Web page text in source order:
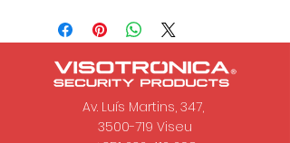
Av. Luís Martins, 347,
3500-719 Viseu